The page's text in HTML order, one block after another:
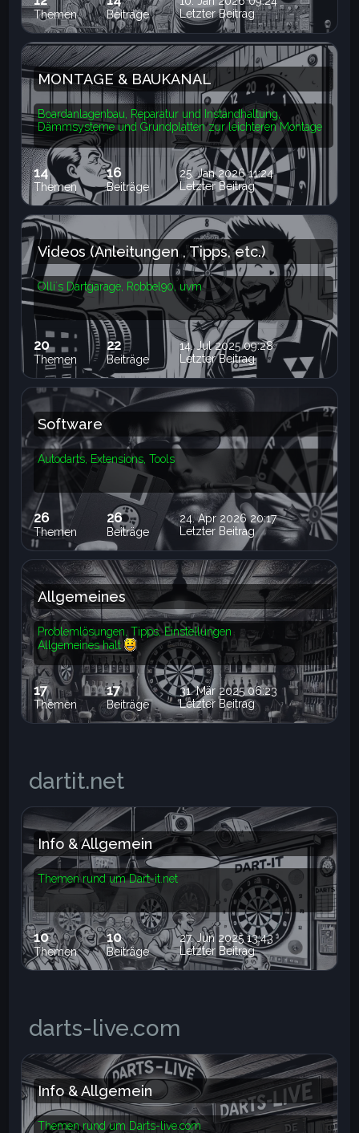
Themen Beiträge
Letzter Beitrag
MONTAGE & BAUKANAL
Boardanlagenbau, Reparatur und Instandhaltung,
Dämmsysteme und Grundplatten zur leichteren Montage
14
Themen
16
Beiträge
25. Jan 2026 11:24
Letzter Beitrag
Videos (Anleitungen , Tipps, etc.)
Olli´s Dartgarage, Robbel90, uvm
20
Themen
22
Beiträge
14. Jul 2025 09:28
Letzter Beitrag
Software
Autodarts, Extensions, Tools
26
Themen
26
Beiträge
24. Apr 2026 20:17
Letzter Beitrag
Allgemeines
Problemlösungen, Tipps, Einstellungen
Allgemeines halt
17
Themen
17
Beiträge
31. Mär 2025 06:23
Letzter Beitrag
dartit.net
Info & Allgemein
Themen rund um Dart-it.net
10
Themen
10
Beiträge
27. Jun 2025 13:43
Letzter Beitrag
darts-live.com
Info & Allgemein
Themen rund um Darts-live.com